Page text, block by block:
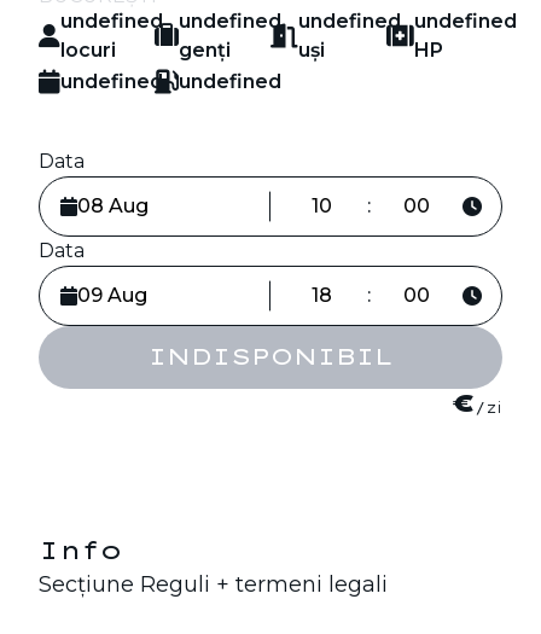
undefined
locuri
undefined
genți
undefined
uși
undefined
HP
undefined
undefined
Data
:
Data
:
INDISPONIBIL
€ /zi
Info
Secțiune Reguli + termeni legali